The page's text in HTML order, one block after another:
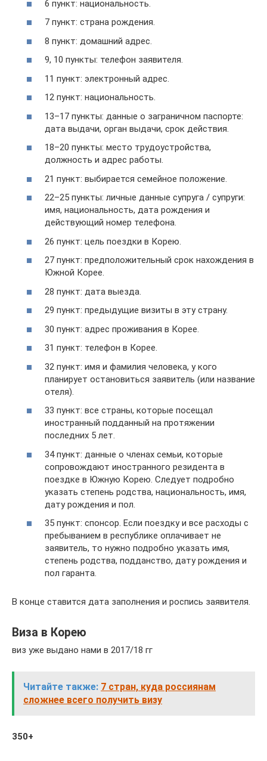
6 пункт: национальность.
7 пункт: страна рождения.
8 пункт: домашний адрес.
9, 10 пункты: телефон заявителя.
11 пункт: электронный адрес.
12 пункт: национальность.
13–17 пункты: данные о заграничном паспорте:
дата выдачи, орган выдачи, срок действия.
18–20 пункты: место трудоустройства,
должность и адрес работы.
21 пункт: выбирается семейное положение.
22–25 пункты: личные данные супруга / cупруги:
имя, национальность, дата рождения и
действующий номер телефона.
26 пункт: цель поездки в Корею.
27 пункт: предположительный срок нахождения в
Южной Корее.
28 пункт: дата выезда.
29 пункт: предыдущие визиты в эту страну.
30 пункт: адрес проживания в Корее.
31 пункт: телефон в Корее.
32 пункт: имя и фамилия человека, у кого
планирует остановиться заявитель (или название
отеля).
33 пункт: все страны, которые посещал
иностранный подданный на протяжении
последних 5 лет.
34 пункт: данные о членах семьи, которые
сопровождают иностранного резидента в
поездке в Южную Корею. Следует подробно
указать степень родства, национальность, имя,
дату рождения и пол.
35 пункт: спонсор. Если поездку и все расходы с
пребыванием в республике оплачивает не
заявитель, то нужно подробно указать имя,
степень родства, подданство, дату рождения и
пол гаранта.
В конце ставится дата заполнения и роспись заявителя.
Виза в Корею
виз уже выдано нами в 2017/18 гг
Читайте также: 7 стран, куда россиянам
сложнее всего получить визу
350+